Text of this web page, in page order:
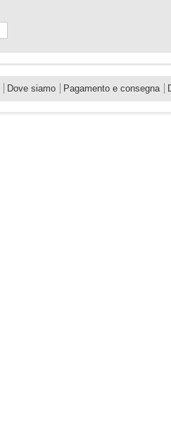
Dove siamo Pagamento e consegna